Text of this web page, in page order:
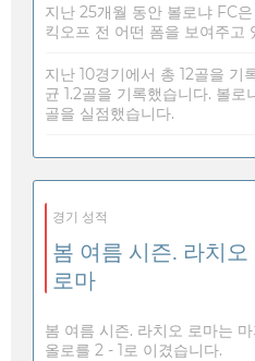
지난 25개월 동안 볼로냐 FC
킥오프 전 어떤 폼을 보여주고
지난 10경기에서 총 12골을 기
균 1.2골을 기록했습니다. 볼
골을 실점했습니다.
경기 성적
봄 여름 시즌. 라치오
로마
봄 여름 시즌. 라치오 로마는
올로를 2 - 1로 이겼습니다.